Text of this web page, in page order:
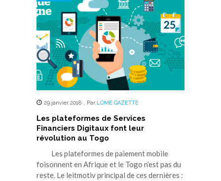
29 janvier 2018 , Par LOME GAZETTE
Les plateformes de Services
Financiers Digitaux font leur
révolution au Togo
Les plateformes de paiement mobile
foisonnent en Afrique et le Togo n’est pas du
reste. Le leitmotiv principal de ces dernières :